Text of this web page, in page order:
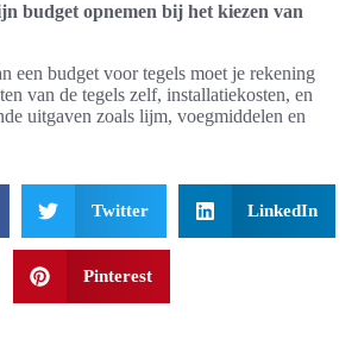
budget opnemen bij het kiezen van
een budget voor tegels moet je rekening
van de tegels zelf, installatiekosten, en
uitgaven zoals lijm, voegmiddelen en
Twitter LinkedIn
Pinterest